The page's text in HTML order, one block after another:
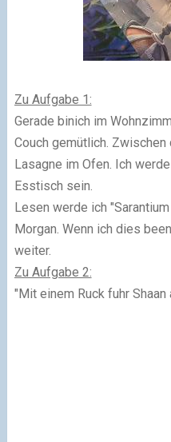
Zu Aufgabe 1:
Gerade binich im
Couch gemütlich. Zwischen
Lasagne im Ofen. Ich
Esstisch sein.
Lesen werde ich
Morgan. Wenn ich dies
weiter.
Zu Aufgabe 2:
"Mit einem Ruck fuhr Shaan